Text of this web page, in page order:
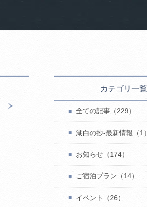
カテゴリ一覧
全ての記事（229）
湖白の抄‐最新情報（1）
お知らせ（174）
ご宿泊プラン（14）
イベント（26）